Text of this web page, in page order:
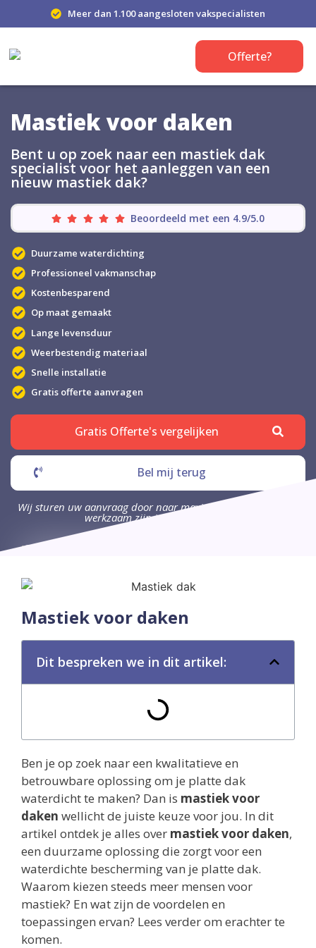
Meer dan 1.100 aangesloten vakspecialisten
Offerte?
Mastiek voor daken
Bent u op zoek naar een mastiek dak
specialist voor het aanleggen van een
nieuw mastiek dak?
Beoordeeld met een 4.9/5.0
Duurzame waterdichting
Professioneel vakmanschap
Kostenbesparend
Op maat gemaakt
Lange levensduur
Weerbestendig materiaal
Snelle installatie
Gratis offerte aanvragen
Gratis Offerte's vergelijken
Bel mij terug
Wij sturen uw aanvraag door naar maximaal 4 bedrijven die
werkzaam zijn in uw omgeving.
Mastiek voor daken
Dit bespreken we in dit artikel:
Ben je op zoek naar een kwalitatieve en
betrouwbare oplossing om je platte dak
waterdicht te maken? Dan is mastiek voor
daken wellicht de juiste keuze voor jou. In dit
artikel ontdek je alles over mastiek voor daken,
een duurzame oplossing die zorgt voor een
waterdichte bescherming van je platte dak.
Waarom kiezen steeds meer mensen voor
mastiek? En wat zijn de voordelen en
toepassingen ervan? Lees verder om erachter te
komen.